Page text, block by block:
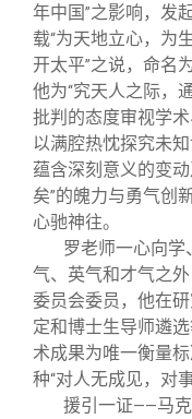
年中国”之影响，发
载“为天地立心，为
开太平”之说，命名
他为“究天人之际，
批判的态度审视学
以满腔热忱探究未
蕴含深刻意义的变
矣”的魄力与勇气创
心驰神往。
罗老师一心向学
气、英气和才气之
委员会委员，他在
定和博士生导师遴
术成果为唯一衡量
种“对人无成见，对
援引一证——马